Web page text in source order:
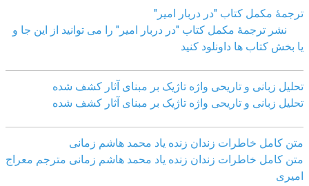
ترجمۀ مکمل کتاب "در دربار امیر"
نشر ترجمۀ مکمل کتاب "در دربار امیر" را می توانید از این جا و
یا بخش کتاب ها داونلود کنید
تحلیل زبانی و تاریحی واژه تاژیک بر مبنای آثار کشف شده
تحلیل زبانی و تاریحی واژه تاژیک بر مبنای آثار کشف شده
متن کامل خاطرات زندان زنده یاد محمد هاشم زمانی
متن کامل خاطرات زندان زنده یاد محمد هاشم زمانی مترجم معراج
امیری